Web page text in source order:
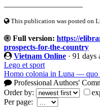
This publication was posted on
Full version: https://
prospects-for-the-country
Vietnam Online · 91 days
Lego et sport
Homo colonia in Luna — quo
Professional Authors'
Order by:
Per page: